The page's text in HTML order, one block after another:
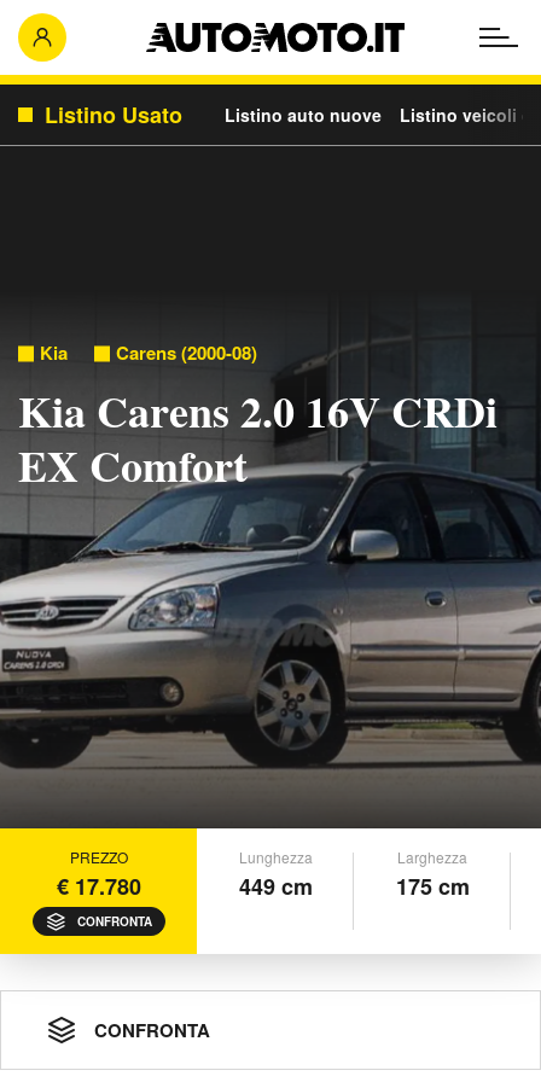
Listino Usato Listino auto nuove Listino veicoli
Kia Carens (2000-08)
Kia Carens 2.0 16V CRDi
EX Comfort
PREZZO
€ 17.780
CONFRONTA
Lunghezza
449 cm
Larghezza
175 cm
CONFRONTA